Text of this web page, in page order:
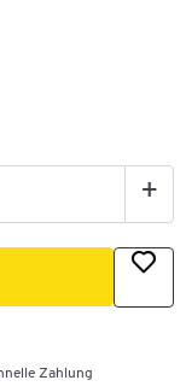
+
Zahlung